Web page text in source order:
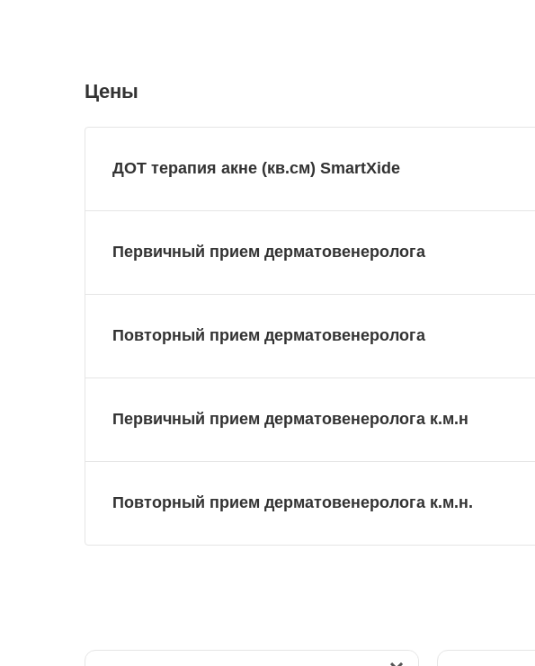
Цены
ДОТ терапия акне (кв.см) SmartXide
Первичный прием дерматовенеролога
Повторный прием дерматовенеролога
Первичный прием дерматовенеролога к.м.н
Повторный прием дерматовенеролога к.м.н.